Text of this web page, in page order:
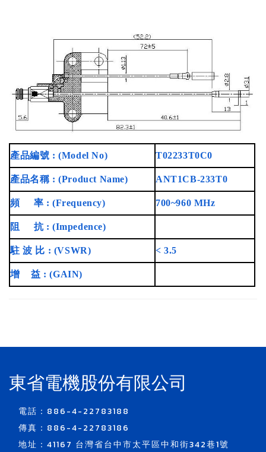
產品編號 : (Model No) T02233T0C0
產品名稱 : (Product Name) ANT1CB-233T0
頻 率 : (Frequency) 700~960 MHz
阻 抗 : (Impedence)
駐 波 比 : (VSWR) < 3.5
增 益 : (GAIN)
東省電機股份有限公司
電話：886-4-22783188
傳真：886-4-22783186
地址：41167 台灣省台中市太平區中和街342巷1號